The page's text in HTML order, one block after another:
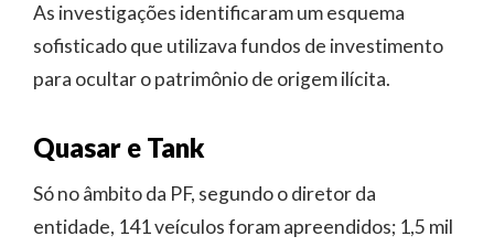
As investigações identificaram um esquema
sofisticado que utilizava fundos de investimento
para ocultar o patrimônio de origem ilícita.
Quasar e Tank
Só no âmbito da PF, segundo o diretor da
entidade, 141 veículos foram apreendidos; 1,5 mil